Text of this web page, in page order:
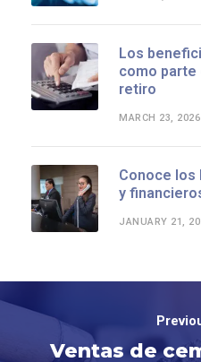
Los
como parte
retiro
MARCH 23, 2026
Conoce
y
JANUARY 21,
Ventas de